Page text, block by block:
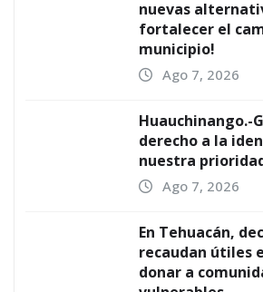
nuevas
fortalecer el
municipio!
Ago 7, 2026
Huauchinango.-
derecho a la
nuestra
Ago 7, 2026
En Tehuacán,
recaudan útiles
donar a